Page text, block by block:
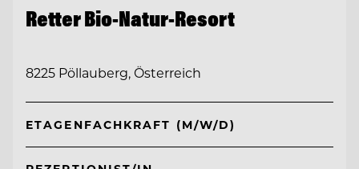
Retter Bio-Natur-Resort
8225 Pöllauberg, Österreich
ETAGENFACHKRAFT (M/W/D)